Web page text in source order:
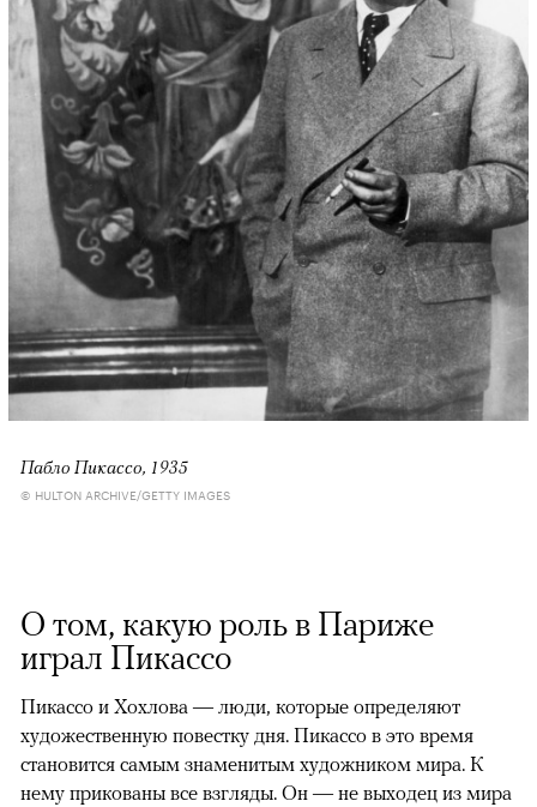
Пабло Пикассо, 1935
© HULTON ARCHIVE/GETTY IMAGES
О том, какую роль в Париже
играл Пикассо
Пикассо и Хохлова — люди, которые определяют
художественную повестку дня. Пикассо в это время
становится самым знаменитым художником мира. К
нему прикованы все взгляды. Он — не выходец из мира